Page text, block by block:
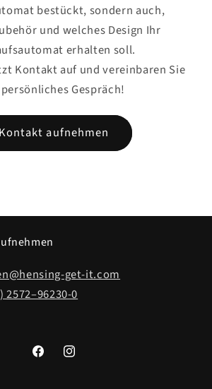
bestückt, sondern auch,
und welches Design Ihr
erhalten soll.
Kontakt auf und vereinbaren Sie
Gespräch!
Kontakt aufnehmen
get-it.com
2572–96230‑0
FacebookInstagram